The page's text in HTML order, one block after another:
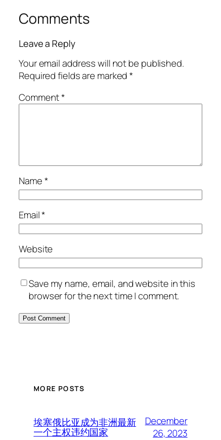
Comments
Leave a Reply
Your email address will not be published.
Required fields are marked*
Comment*
Name*
Email*
Website
Save my name, email, and website in this
browser for the next time I comment.
MORE POSTS
埃塞俄比亚成为非洲最新
一个主权违约国家
December
26, 2023